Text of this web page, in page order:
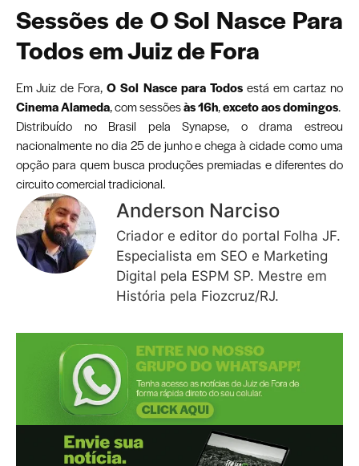
Sessões de O Sol Nasce Para
Todos em Juiz de Fora
Em Juiz de Fora,O Sol Nasce para Todosestá em cartaz no
Cinema Alameda, com sessõesàs 16h,exceto aos domingos.
Distribuído no Brasil pela Synapse, o drama estreou
nacionalmente no dia 25 de junho e chega à cidade como uma
opção para quem busca produções premiadas e diferentes do
circuito comercial tradicional.
Anderson Narciso
Criador e editor do portal Folha JF.
Especialista em SEO e Marketing
Digital pela ESPM SP. Mestre em
História pela Fiozcruz/RJ.